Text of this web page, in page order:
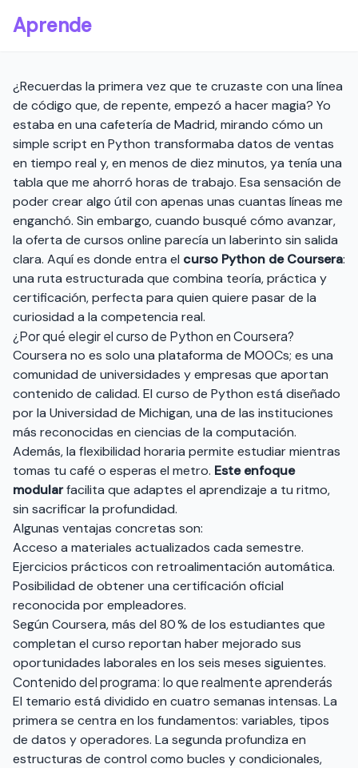
Aprende
¿Recuerdas la primera vez que te cruzaste con una línea
de código que, de repente, empezó a hacer magia? Yo
estaba en una cafetería de Madrid, mirando cómo un
simple script en Python transformaba datos de ventas
en tiempo real y, en menos de diez minutos, ya tenía una
tabla que me ahorró horas de trabajo. Esa sensación de
poder crear algo útil con apenas unas cuantas líneas me
enganchó. Sin embargo, cuando busqué cómo avanzar,
la oferta de cursos online parecía un laberinto sin salida
clara. Aquí es donde entra el curso Python de Coursera:
una ruta estructurada que combina teoría, práctica y
certificación, perfecta para quien quiere pasar de la
curiosidad a la competencia real.
¿Por qué elegir el curso de Python en Coursera?
Coursera no es solo una plataforma de MOOCs; es una
comunidad de universidades y empresas que aportan
contenido de calidad. El curso de Python está diseñado
por la Universidad de Michigan, una de las instituciones
más reconocidas en ciencias de la computación.
Además, la flexibilidad horaria permite estudiar mientras
tomas tu café o esperas el metro. Este enfoque
modularfacilita que adaptes el aprendizaje a tu ritmo,
sin sacrificar la profundidad.
Algunas ventajas concretas son:
Acceso a materiales actualizados cada semestre.
Ejercicios prácticos con retroalimentación automática.
Posibilidad de obtener una certificación oficial
reconocida por empleadores.
Según Coursera, más del 80 % de los estudiantes que
completan el curso reportan haber mejorado sus
oportunidades laborales en los seis meses siguientes.
Contenido del programa: lo que realmente aprenderás
El temario está dividido en cuatro semanas intensas. La
primera se centra en los fundamentos: variables, tipos
de datos y operadores. La segunda profundiza en
estructuras de control como bucles y condicionales,